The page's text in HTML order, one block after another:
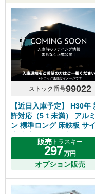
ストック番号99022
【近日入庫予定】 H30年
許対応（5ｔ未満） アル
ン 標準ロング 床鉄板 サ
扉 内高218cm 5速マニュ
いすゞエルフ
販売 トラスキー
297万円
オプション販売